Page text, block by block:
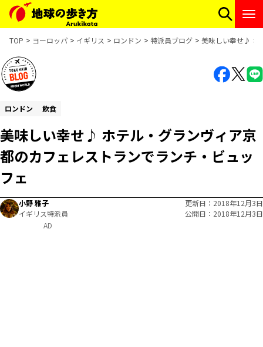
TOP ヨーロッパ イギリス ロンドン 特派員ブログ 美味しい幸せ♪ ホ
ロンドン 飲食
美味しい幸せ♪ ホテル・グランヴィア京
都のカフェレストランでランチ・ビュッ
フェ
小野 雅子
イギリス特派員
更新日
2018年12月3日
公開日
2018年12月3日
AD